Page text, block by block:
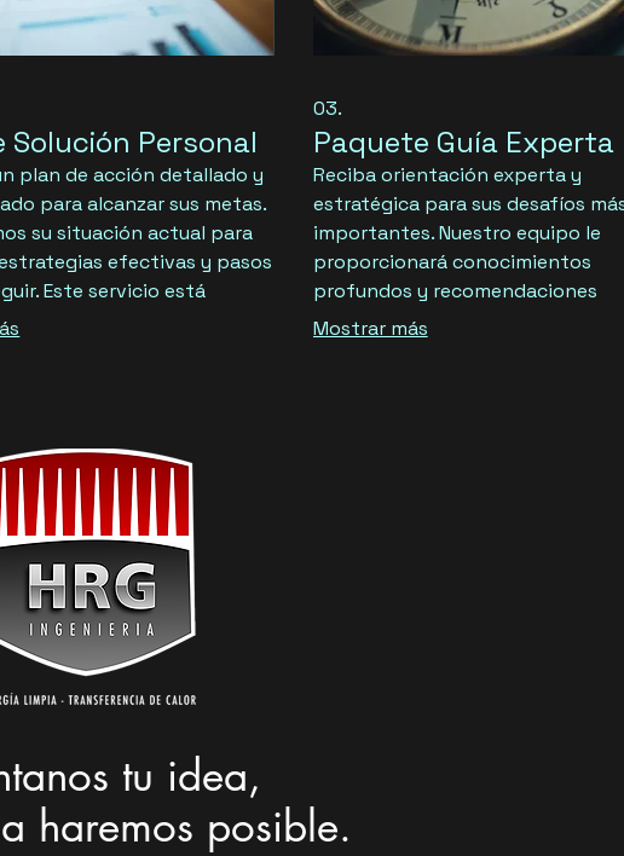
Solución Personal
plan de acción detallado y
para alcanzar sus metas.
su situación actual para
efectivas y pasos
Este servicio está
brindarle la claridad y la
03.
Paquete Guía Experta
Reciba orientación experta y
estratégica para sus desafíos
importantes. Nuestro equipo le
proporcionará conocimientos
profundos y recomendaciones
prácticas basadas en años de
Mostrar más
tu idea,
haremos posible.